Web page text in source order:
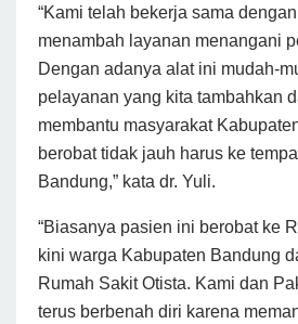
“Kami telah bekerja sama
menambah layanan menangani
Dengan adanya alat ini mudah-
pelayanan yang kita tambahkan
membantu masyarakat
berobat tidak jauh harus ke
Bandung,” kata dr. Yuli.
“Biasanya pasien ini berobat ke
kini warga Kabupaten Bandung
Rumah Sakit Otista. Kami dan
terus berbenah diri karena